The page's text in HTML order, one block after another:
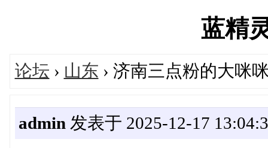
蓝精
论坛 › 山东 › 济南三点粉的大咪
admin 发表于 2025-12-17